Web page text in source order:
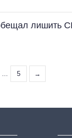
лишить
... 5 →